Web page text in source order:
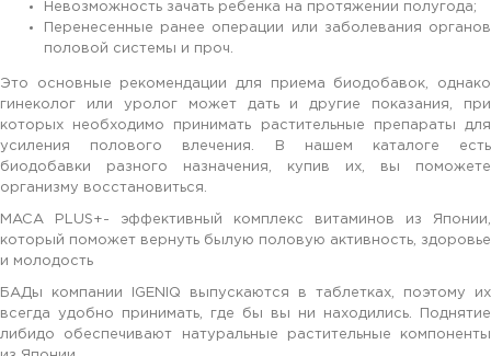
Невозможность зачать ребенка на протяжении полугода;
Перенесенные ранее операции или заболевания органов
половой системы и проч.
Это основные рекомендации для приема биодобавок, однако
гинеколог или уролог может дать и другие показания, при
которых необходимо принимать растительные препараты для
усиления полового влечения. В нашем каталоге есть
биодобавки разного назначения, купив их, вы поможете
организму восстановиться.
MACA PLUS+- эффективный комплекс витаминов из Японии,
который поможет вернуть былую половую активность, здоровье
и молодость
БАДы компании IGENIQ выпускаются в таблетках, поэтому их
всегда удобно принимать, где бы вы ни находились. Поднятие
либидо обеспечивают натуральные растительные компоненты